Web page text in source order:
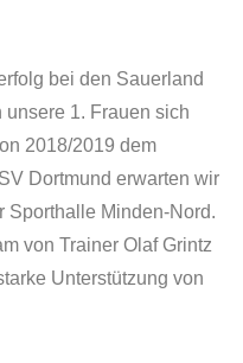
bei den Sauerland
1. Frauen sich
2018/2019 dem
Dortmund erwarten wir
Sporthalle Minden-Nord.
von Trainer Olaf Grintz
Unterstützung von